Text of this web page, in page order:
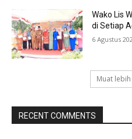
Wako Lis
di Setiap
6 Agustus
Muat
RECENT COMMENTS